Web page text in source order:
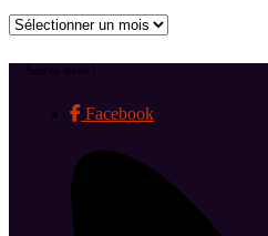
Archives
Suivez-nous !
Facebook